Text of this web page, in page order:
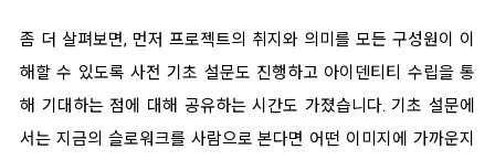
좀 더 살펴보면, 먼저 프로젝트의 취지와 의미를 모든 구성원이 이
해할 수 있도록 사전 기초 설문도 진행하고 아이덴티티 수립을 통
해 기대하는 점에 대해 공유하는 시간도 가졌습니다. 기초 설문에
서는 지금의 슬로워크를 사람으로 본다면 어떤 이미지에 가까운지